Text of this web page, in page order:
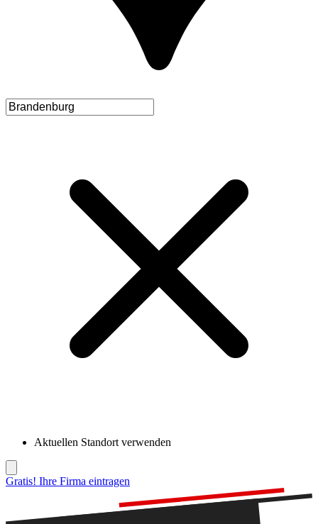
Aktuellen Standort verwenden
Gratis! Ihre Firma eintragen